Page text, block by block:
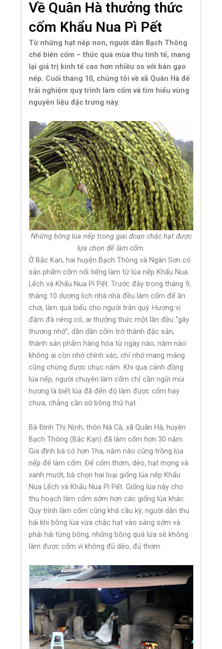
Về Quân Hà thưởng thức
cốm Khẩu Nua Pì Pết
Từ những hạt nếp non, người dân Bạch Thông
chế biến cốm – thức quà mùa thu tinh tế, mang
lại giá trị kinh tế cao hơn nhiều so với bán gạo
nếp. Cuối tháng 10, chúng tôi về xã Quân Hà để
trải nghiệm quy trình làm cốm và tìm hiểu vùng
nguyên liệu đặc trưng này.
Những bông lúa nếp trong giai đoạn chắc hạt được
lựa chọn để làm cốm.
Ở Bắc Kạn, hai huyện Bạch Thông và Ngân Sơn có
sản phẩm cốm nổi tiếng làm từ lúa nếp Khẩu Nua
Lếch và Khẩu Nua Pì Pết. Trước đây trong tháng 9,
tháng 10 dương lịch nhà nhà đều làm cốm để ăn
chơi, làm quà biếu cho người trân quý. Hương vị
đậm đà riêng có, ai thưởng thức một lần đều “gây
thương nhớ”, dần dần cốm trở thành đặc sản,
thành sản phẩm hàng hóa từ ngày nào, năm nào
không ai còn nhớ chính xác, chỉ nhớ mang máng
cũng chừng được chục năm. Khi qua cánh đồng
lúa nếp, người chuyên làm cốm chỉ cần ngửi mùi
hương là biết lúa đã đến độ làm được cốm hay
chưa, chẳng cần sờ bông thử hạt.
Bà Đinh Thị Nịnh, thôn Nà Cà, xã Quân Hà, huyện
Bạch Thông (Bắc Kạn) đã làm cốm hơn 30 năm.
Gia đình bà có hơn 1ha, năm nào cũng trồng lúa
nếp để làm cốm. Để cốm thơm, dẻo, hạt mọng và
xanh mướt, bà chọn hai loại giống lúa nếp Khẩu
Nua Lếch và Khẩu Nua Pì Pết. Giống lúa này cho
thu hoạch làm cốm sớm hơn các giống lúa khác.
Quy trình làm cốm cũng khá cầu kỳ, người dân thu
hái khi bông lúa vừa chắc hạt vào sáng sớm và
phải hái từng bông, những bông quá lứa sẽ không
làm được cốm vì không đủ dẻo, đủ thơm.